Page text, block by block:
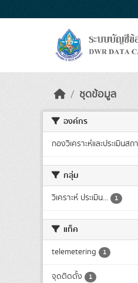
ชุดข้อมูล
องค์กร
กองวิเคราะห์และประเมินส
กลุ่ม
วิเคราะห์ ประเมิน... 1
แท็ค
telemetering 1
จุดติดตั้ง 1